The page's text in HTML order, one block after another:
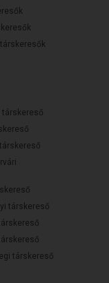
társkereső
társkereső
társkereső